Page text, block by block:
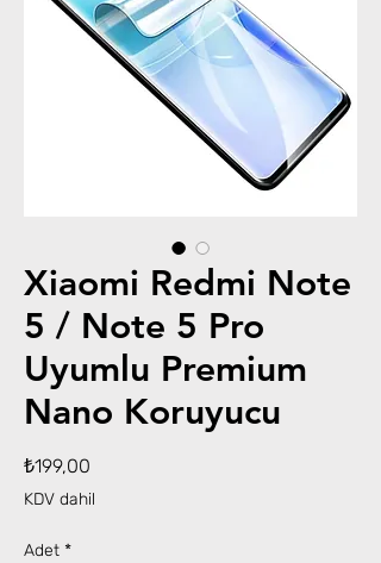
Xiaomi Redmi Note
5 / Note 5 Pro
Uyumlu Premium
Nano Koruyucu
₺199,00
KDV dahil
Adet *